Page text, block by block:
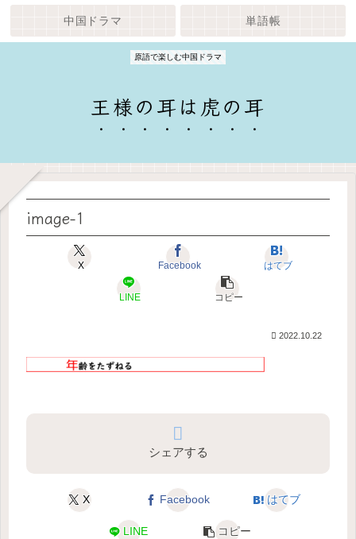
原語で楽しむ中国ドラマ
王様の耳は虎の耳
中国ドラマ 単語帳
image-1
X Facebook はてブ
LINE コピー
2022.10.22
シェアする
X Facebook はてブ
LINE コピー